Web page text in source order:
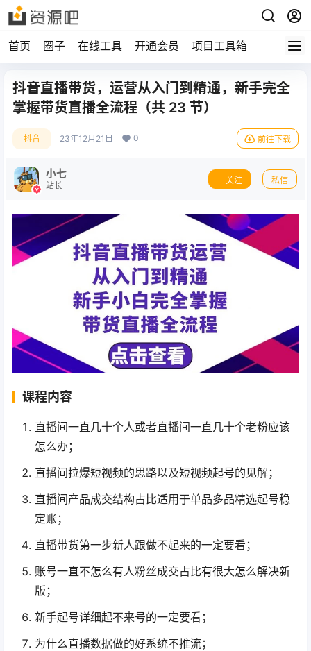
首页 圈子 在线工具 开通会员 项目工具箱
抖音直播带货，运营从入门到精通，新手完全
掌握带货直播全流程（共 23 节）
抖音 23年12月21日 0 前往下载
小七
站长
关注 私信
课程内容
直播间一直几十个人或者直播间一直几十个老粉应该
怎么办；
直播间拉爆短视频的思路以及短视频起号的见解；
直播间产品成交结构占比适用于单品多品精选起号稳
定账；
直播带货第一步新人跟做不起来的一定要看；
账号一直不怎么有人粉丝成交占比有很大怎么解决新
版；
新手起号详细起不来号的一定要看；
为什么直播数据做的好系统不推流；